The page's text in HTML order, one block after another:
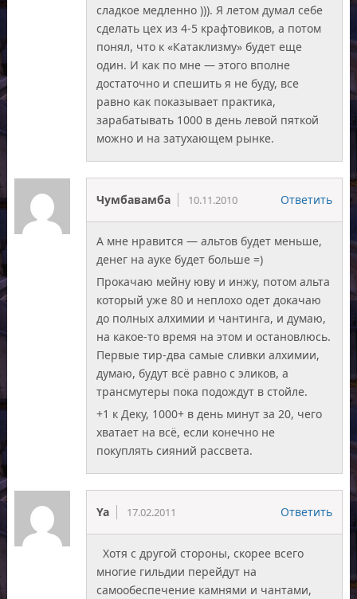
сладкое медленно ))). Я летом думал себе
сделать цех из 4-5 крафтовиков, а потом
понял, что к «Катаклизму» будет еще
один. И как по мне — этого вполне
достаточно и спешить я не буду, все
равно как показывает практика,
зарабатывать 1000 в день левой пяткой
можно и на затухающем рынке.
Чумбавамба 10.11.2010 Ответить
А мне нравится — альтов будет меньше,
денег на ауке будет больше =)
Прокачаю мейну юву и инжу, потом альта
который уже 80 и неплохо одет докачаю
до полных алхимии и чантинга, и думаю,
на какое-то время на этом и остановлюсь.
Первые тир-два самые сливки алхимии,
думаю, будут всё равно с эликов, а
трансмутеры пока подождут в стойле.
+1 к Деку, 1000+ в день минут за 20, чего
хватает на всё, если конечно не
покуплять сияний рассвета.
Ya 17.02.2011 Ответить
Хотя с другой стороны, скорее всего
многие гильдии перейдут на
самообеспечение камнями и чантами,